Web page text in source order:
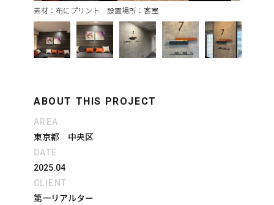
素材：布にプリント 設置場所：客室
ABOUT THIS PROJECT
AREA
東京都 中央区
DATE
2025.04
CLIENT
第一リアルター